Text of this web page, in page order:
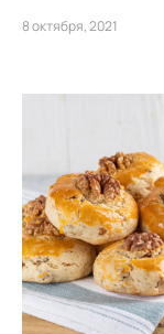
8 октября, 2021